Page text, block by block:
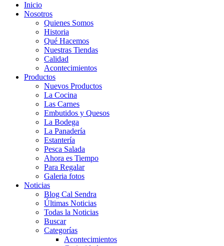
Inicio
Nosotros
Quienes Somos
Historia
Qué Hacemos
Nuestras Tiendas
Calidad
Acontecimientos
Productos
Nuevos Productos
La Cocina
Las Carnes
Embutidos y Quesos
La Bodega
La Panadería
Estantería
Pesca Salada
Ahora es Tiempo
Para Regalar
Galeria fotos
Noticias
Blog Cal Sendra
Últimas Noticias
Todas la Noticias
Buscar
Categorías
Acontecimientos